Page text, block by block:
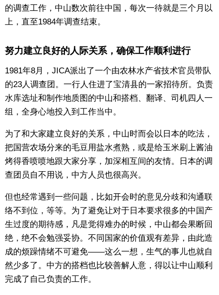
的调查工作，中山数次前往中国，每次一待就是三个月以
上，直至1984年调查结束。
努力建立良好的人际关系，确保工作顺利进行
1981年8月，JICA派出了一个由农林水产省技术官员带队
的23人调查团。一行人住进了宝清县的一家招待所。负责
水库选址和制作地质图的中山和搭档、翻译、司机四人一
组，全身心地投入到工作当中。
为了和大家建立良好的关系，中山时而会以日本的吃法，
把国营农场分来的毛豆用盐水煮熟，或是给玉米刷上酱油
烤得香喷喷地跟大家分享，加深相互间的友情。日本的调
查团员自不用说，中方人员也很高兴。
但也经常遇到一些问题，比如开会时的意见分歧和沟通联
络不到位，等等。为了避免让对于日本要求很多的中国产
生过度的期待感，凡是觉得难办的时候，中山都会果断回
绝，绝不会勉强妥协。不同国家的价值观有差异，由此造
成的烦躁情绪不可避免——这么一想，生气的事儿也就自
然少多了。中方的搭档也比较善解人意，得以让中山顺利
完成了自己负责的工作。